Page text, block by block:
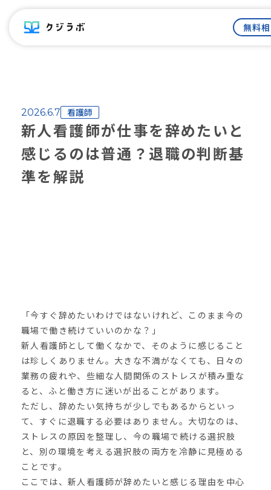
2026.6.7 看護師
新人看護師が仕事を辞めたいと
感じるのは普通？退職の判断基
準を解説
「今すぐ辞めたいわけではないけれど、このまま今の
職場で働き続けていいのかな？」
新人看護師として働くなかで、そのように感じること
は珍しくありません。大きな不満がなくても、日々の
業務の疲れや、些細な人間関係のストレスが積み重な
ると、ふと働き方に迷いが出ることがあります。
ただし、辞めたい気持ちが少しでもあるからといっ
て、すぐに退職する必要はありません。大切なのは、
ストレスの原因を整理し、今の職場で続ける選択肢
と、別の環境を考える選択肢の両方を冷静に見極める
ことです。
ここでは、新人看護師が辞めたいと感じる理由を中心
無料